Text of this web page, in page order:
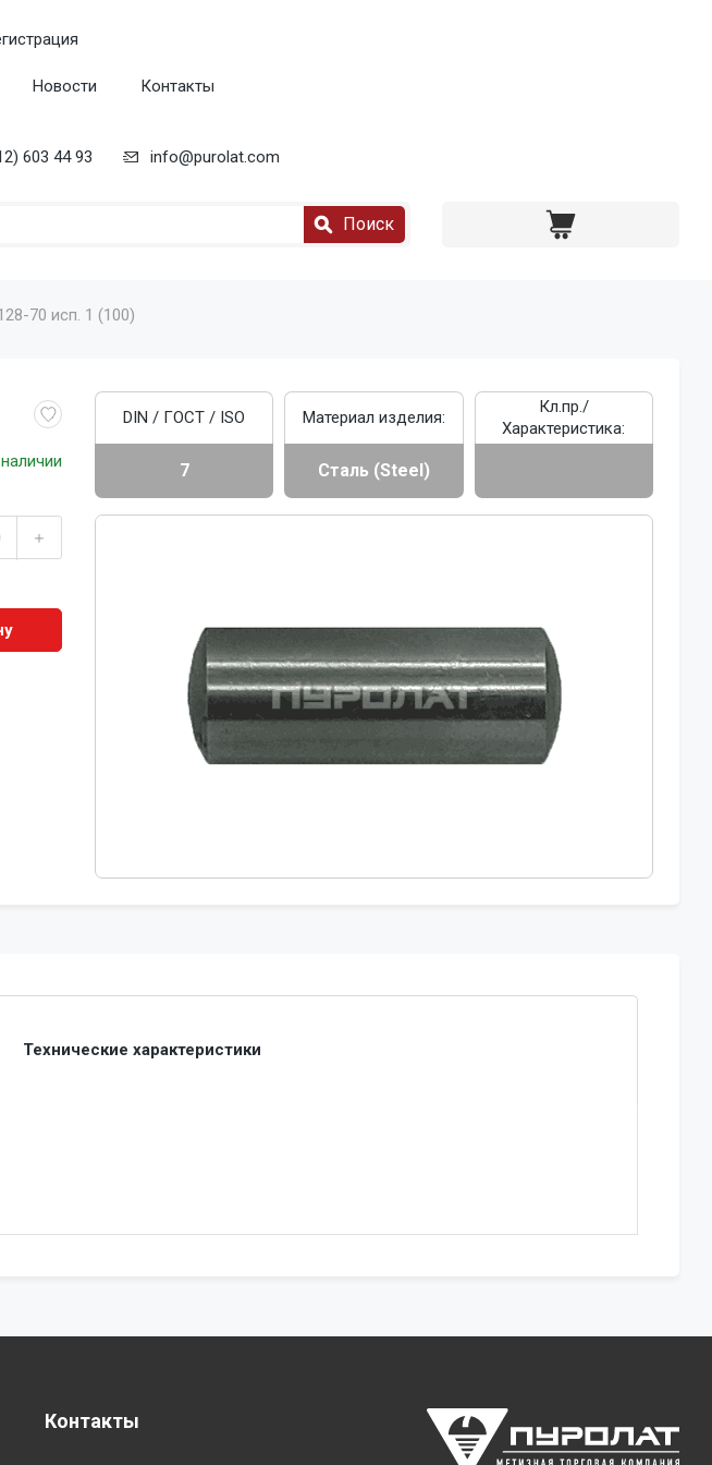
Новости Контакты
603 44 93 info@purolat.com
Поиск
70 исп. 1 (100)
DIN / ГОСТ / ISO
7
Материал изделия:
Сталь (Steel)
Кл.пр./
Характеристика:
Технические характеристики
Контакты